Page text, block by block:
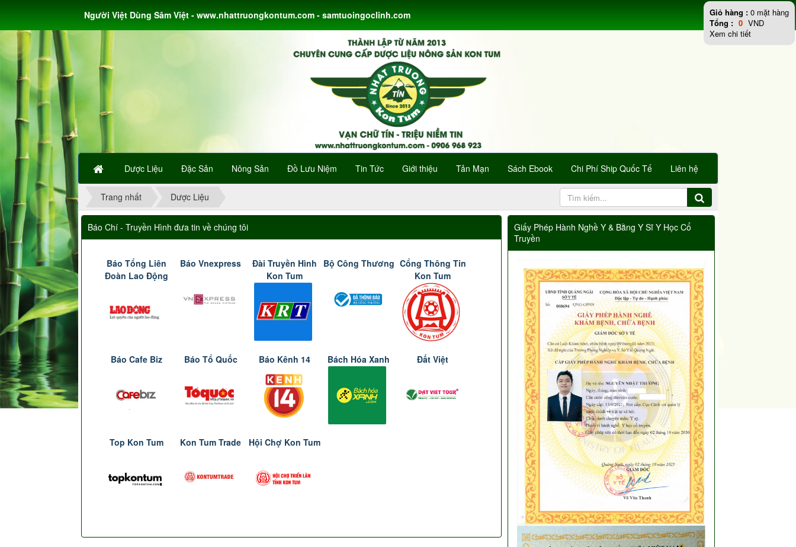
Dược Liệu Đặc Sản Nông Sản Đồ Lưu Niệm Tin Tức Giới thiệu Tản Mạn Sách Ebook Chi Phí Ship Quốc Tế Liên hệ
Người Việt Dùng Sâm Việt - www.nhattruongkontum.com - samtuoingoclinh.com
Trang nhất Dược Liệu
Báo Chí - Truyền Hình đưa tin về chúng tôi
Báo Tổng Liên
Đoàn Lao Động
Báo Vnexpress
Đài Truyền Hình
Kon Tum
Bộ Công Thương Cổng Thông Tin
Kon Tum
Báo Cafe Biz Báo Tổ Quốc Báo Kênh 14 Bách Hóa Xanh Đất Việt
Top Kon Tum Kon Tum Trade Hội Chợ Kon Tum
Giấy Phép Hành Nghề Y & Bằng Y Sĩ Y Học Cổ
Truyền
Giỏ hàng : 0 mặt hàng
Tổng : 0 VND
Xem chi tiết